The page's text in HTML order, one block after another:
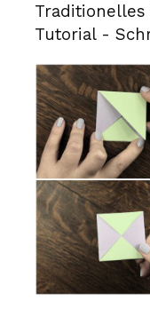
Traditionelles
Tutorial -